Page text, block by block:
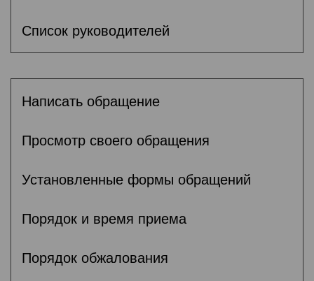
Список руководителей
Написать обращение
Просмотр своего обращения
Установленные формы обращений
Порядок и время приема
Порядок обжалования